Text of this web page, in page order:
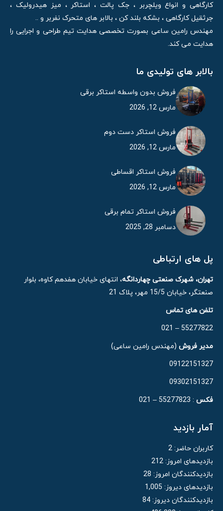
کارگاهی و انواع ویلچربر ، جک پالت ، استاکر ، میز هیدرولیک ،
جرثقیل کارگاهی ، بشکه بلند کن ، بالابر های متحرک نفربر و ..
مهندس رامین ساعی بصورت تخصصی هدایت تیم طراحی و اجرایی را
هدایت می کند.
بالابر های تولیدی ما
فروش بدون واسطه استاکر برقی
مارس 12, 2026
فروش استاکر دست دوم
مارس 12, 2026
فروش استاکر اقساطی
مارس 12, 2026
فروش استاکر تمام برقی
دسامبر 28, 2025
پل های ارتباطی
تهران، شهرک صنعتی چهاردانگه، انتهای خیابان هفدهم کاوه، بلوار
صنعتگر، خیابان 15/5 مهر، پلاک 21
تلفن های تماس
55277822 – 021
مدیر فروش (مهندس رامین ساعی)
09122151327
09302151327
فکس : 55277823 – 021
آمار بازدید
کاربران حاضر: 2
بازدیدهای امروز: 212
بازدیدکنندگان امروز: 28
بازدیدهای دیروز: 1,005
بازدیدکنندگان دیروز: 84